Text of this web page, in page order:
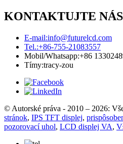
KONTAKTUJTE NÁS
E-mail:info@futurelcd.com
Tel.:+86-755-21083557
Mobil/Whatsapp:+86
Tímy:tracy-zou
© Autorské práva - 2010 – 2026:
stránok, IPS TFT displej,
pozorovací uhol, LCD displej VA,